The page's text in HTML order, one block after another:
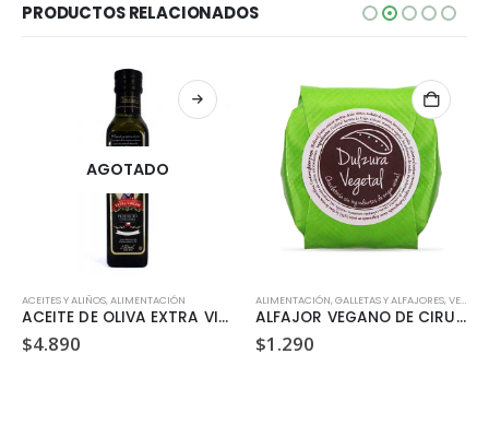
PRODUCTOS RELACIONADOS
AGOTADO
ACEITES Y ALIÑOS,ALIMENTACIÓN
ACEITE DE OLIVA EXTRA VIRGEN TERRASANTA 250ML
$4.890
ALIMENTACIÓN,GALLETAS Y ALFAJORES,VEGANO
ALFAJOR VEGANO DE CIRUELA DULZURA VEGETAL 35GR
$1.290